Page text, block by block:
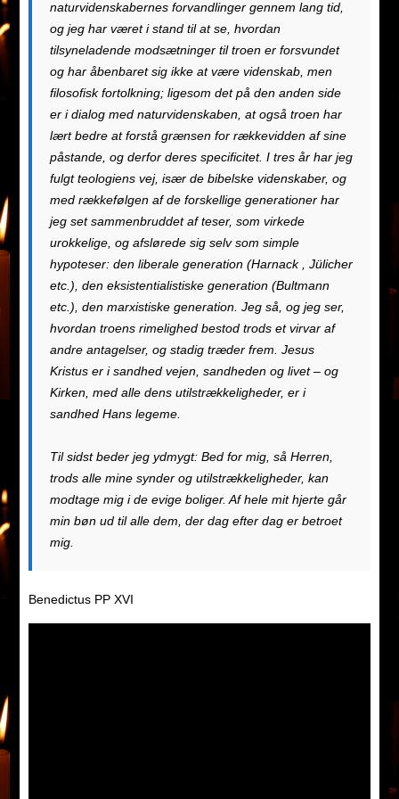
naturvidenskabernes forvandlinger gennem lang tid,
og jeg har været i stand til at se, hvordan
tilsyneladende modsætninger til troen er forsvundet
og har åbenbaret sig ikke at være videnskab, men
filosofisk fortolkning; ligesom det på den anden side
er i dialog med naturvidenskaben, at også troen har
lært bedre at forstå grænsen for rækkevidden af ​​sine
påstande, og derfor deres specificitet. I tres år har jeg
fulgt teologiens vej, især de bibelske videnskaber, og
med rækkefølgen af ​​de forskellige generationer har
jeg set sammenbruddet af teser, som virkede
urokkelige, og afslørede sig selv som simple
hypoteser: den liberale generation (Harnack , Jülicher
etc.), den eksistentialistiske generation (Bultmann
etc.), den marxistiske generation. Jeg så, og jeg ser,
hvordan troens rimelighed bestod trods et virvar af ​
andre ​antagelser, og stadig træder frem. Jesus
Kristus er i sandhed vejen, sandheden og livet – og
Kirken, med alle dens utilstrækkeligheder, er i
sandhed Hans legeme.
Til sidst beder jeg ydmygt: Bed for mig, så Herren,
trods alle mine synder og utilstrækkeligheder, kan
modtage mig i de evige boliger. Af hele mit hjerte går
min bøn ud til alle dem, der dag efter dag er betroet
mig.
Benedictus PP XVI